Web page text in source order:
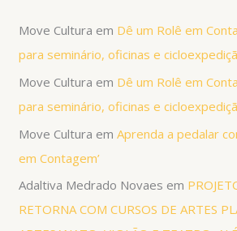
Move Cultura em Dê um Rolê em
para seminário, oficinas e
Move Cultura em Dê um Rolê em
para seminário, oficinas e
Move Cultura emAprenda a pedalar
em Contagem’
Adaltiva Medrado Novaes em
RETORNA COM CURSOS DE ARTES